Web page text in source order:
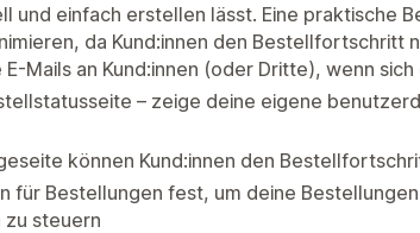
und einfach erstellen lässt. Eine praktische
da Kund:innen den Bestellfortschritt
Mails an Kund:innen (oder Dritte), wenn
– zeige deine eigene
können Kund:innen den
für Bestellungen fest, um deine
zu steuern